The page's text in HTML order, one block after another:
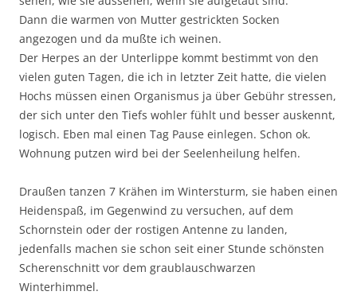
Dann die warmen von Mutter gestrickten Socken
angezogen und da mußte ich weinen.
Der Herpes an der Unterlippe kommt bestimmt von den
vielen guten Tagen, die ich in letzter Zeit hatte, die vielen
Hochs müssen einen Organismus ja über Gebühr stressen,
der sich unter den Tiefs wohler fühlt und besser auskennt,
logisch. Eben mal einen Tag Pause einlegen. Schon ok.
Wohnung putzen wird bei der Seelenheilung helfen.
Draußen tanzen 7 Krähen im Wintersturm, sie haben einen
Heidenspaß, im Gegenwind zu versuchen, auf dem
Schornstein oder der rostigen Antenne zu landen,
jedenfalls machen sie schon seit einer Stunde schönsten
Scherenschnitt vor dem graublauschwarzen
Winterhimmel.